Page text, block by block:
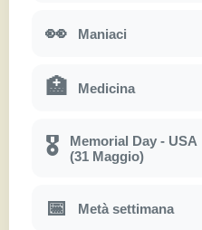
👀 Maniaci
🏥 Medicina
🎖
Memorial Day - USA
(31 Maggio)
📅 Metà settimana